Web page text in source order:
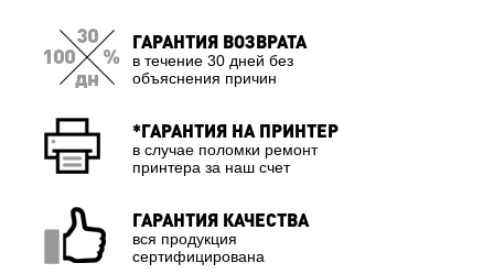
ГАРАНТИЯ ВОЗВРАТА
в течение 30 дней без
объяснения причин
*ГАРАНТИЯ НА ПРИНТЕР
в случае поломки ремонт
принтера за наш счет
ГАРАНТИЯ КАЧЕСТВА
вся продукция
сертифицирована